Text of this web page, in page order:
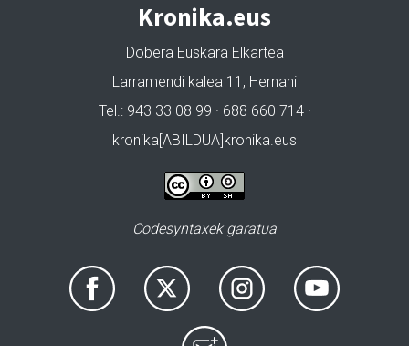
Kronika.eus
Dobera Euskara Elkartea
Larramendi kalea 11, Hernani
Tel.: 943 33 08 99 · 688 660 714 ·
kronika[ABILDUA]kronika.eus
Codesyntaxek garatua